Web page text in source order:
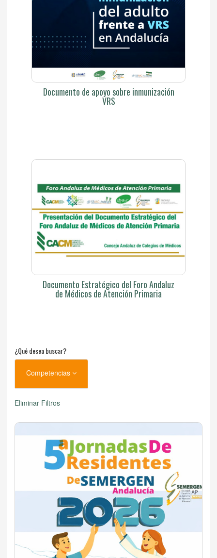
Documento de apoyo sobre inmunización
VRS
Documento Estratégico del Foro Andaluz
de Médicos de Atención Primaria
¿Qué desea buscar?
Competencias
Eliminar Filtros